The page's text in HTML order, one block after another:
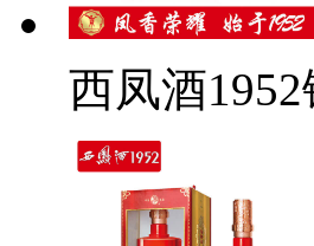
西凤酒